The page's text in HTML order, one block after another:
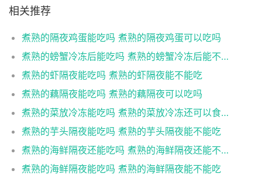
相关推荐
煮熟的隔夜鸡蛋能吃吗 煮熟的隔夜鸡蛋可以吃吗
煮熟的螃蟹冷冻后能吃吗 煮熟的螃蟹冷冻后能不能吃
煮熟的虾隔夜能吃吗 煮熟的虾隔夜能不能吃
煮熟的藕隔夜能吃吗 煮熟的藕隔夜可以吃吗
煮熟的菜放冷冻能吃吗 煮熟的菜放冷冻还可以食用吗
煮熟的芋头隔夜能吃吗 煮熟的芋头隔夜能不能吃
煮熟的海鲜隔夜还能吃吗 煮熟的海鲜隔夜还能不能吃
煮熟的海鲜隔夜能吃吗 煮熟的海鲜隔夜能不能吃